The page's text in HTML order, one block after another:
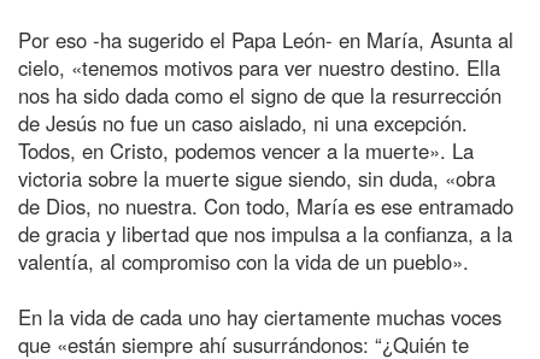
Por eso -ha sugerido el Papa León- en María, Asunta al
cielo, «tenemos motivos para ver nuestro destino. Ella
nos ha sido dada como el signo de que la resurrección
de Jesús no fue un caso aislado, ni una excepción.
Todos, en Cristo, podemos vencer a la muerte». La
victoria sobre la muerte sigue siendo, sin duda, «obra
de Dios, no nuestra. Con todo, María es ese entramado
de gracia y libertad que nos impulsa a la confianza, a la
valentía, al compromiso con la vida de un pueblo».
En la vida de cada uno hay ciertamente muchas voces
que «están siempre ahí susurrándonos: “¿Quién te